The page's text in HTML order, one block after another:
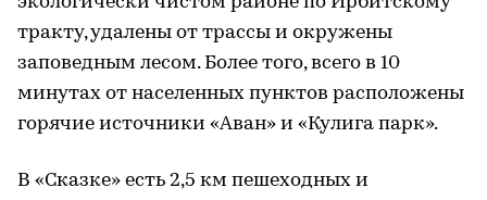
тракту, удалены от трассы и окружены
заповедным лесом. Более того, всего в 10
минутах от населенных пунктов расположены
горячие источники «Аван» и «Кулига парк».
В «Сказке» есть 2,5 км пешеходных и